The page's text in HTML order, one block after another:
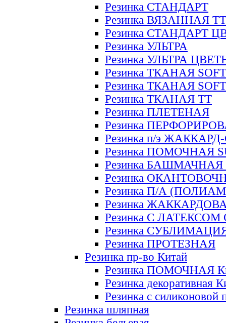
Резинка СТАНДАРТ
Резинка ВЯЗАННАЯ ТТ
Резинка СТАНДАРТ
Резинка УЛЬТРА
Резинка УЛЬТРА
Резинка ТКАНАЯ SOFT
Резинка ТКАНАЯ
Резинка ТКАНАЯ ТТ
Резинка ПЛЕТЕНАЯ
Резинка
Резинка п/э
Резинка ПОМОЧНАЯ
Резинка БАШМАЧНАЯ
Резинка
Резинка П/А
Резинка
Резинка С ЛАТЕКСОМ
Резинка
Резинка ПРОТЕЗНАЯ
Резинка пр-во Китай
Резинка ПОМОЧНАЯ
Резинка декоративная
Резинка с силиконовой
Резинка шляпная